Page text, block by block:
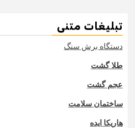
تبلیغات متنی
دستگاه برش سنگ
طلا گشت
عجم گشت
ساختمان سلامت
هاریکا ایده